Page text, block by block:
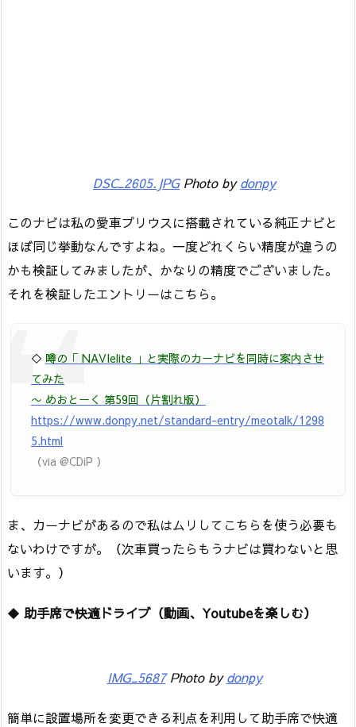
DSC_2605.JPGPhoto bydonpy
このナビは私の愛車プリウスに搭載されている純正ナビと
ほぼ同じ挙動なんですよね。一度どれくらい精度が違うの
かも検証してみましたが、かなりの精度でございました。
それを検証したエントリーはこちら。
◇ 噂の「 NAVIelite 」と実際のカーナビを同時に案内させ
てみた
〜 めおとーく 第59回（片割れ版）
https://www.donpy.net/standard-entry/meotalk/1298
5.html
（via @CDiP ）
ま、カーナビがあるので私はムリしてこちらを使う必要も
ないわけですが。（次車買ったらもうナビは買わないと思
います。）
◆ 助手席で快適ドライブ（動画、Youtubeを楽しむ）
IMG_5687Photo bydonpy
簡単に設置場所を変更できる利点を利用して助手席で快適